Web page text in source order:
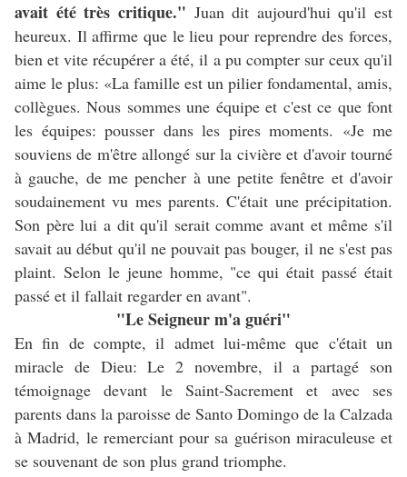
avait été très critique." Juan dit aujourd'hui qu'il est
heureux. Il affirme que le lieu pour reprendre des forces,
bien et vite récupérer a été, il a pu compter sur ceux qu'il
aime le plus: «La famille est un pilier fondamental, amis,
collègues. Nous sommes une équipe et c'est ce que font
les équipes: pousser dans les pires moments. «Je me
souviens de m'être allongé sur la civière et d'avoir tourné
à gauche, de me pencher à une petite fenêtre et d'avoir
soudainement vu mes parents. C'était une précipitation.
Son père lui a dit qu'il serait comme avant et même s'il
savait au début qu'il ne pouvait pas bouger, il ne s'est pas
plaint. Selon le jeune homme, "ce qui était passé était
passé et il fallait regarder en avant".
"Le Seigneur m'a guéri"
En fin de compte, il admet lui-même que c'était un
miracle de Dieu: Le 2 novembre, il a partagé son
témoignage devant le Saint-Sacrement et avec ses
parents dans la paroisse de Santo Domingo de la Calzada
à Madrid, le remerciant pour sa guérison miraculeuse et
se souvenant de son plus grand triomphe.